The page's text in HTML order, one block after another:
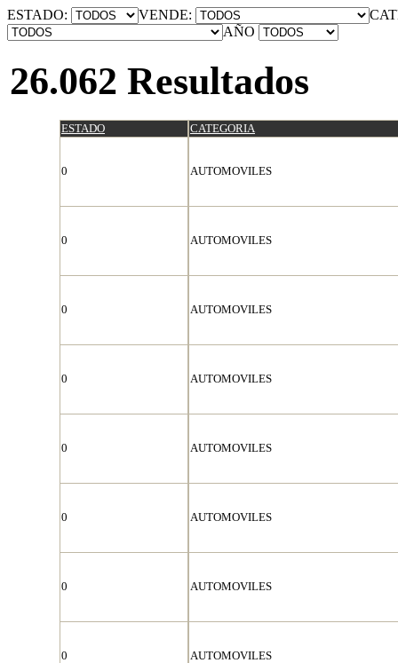
ESTADO: VENDE:
AÑO
26.062 Resultados
ESTADO CATEGORIA
0 AUTOMOVILES
0 AUTOMOVILES
0 AUTOMOVILES
0 AUTOMOVILES
0 AUTOMOVILES
0 AUTOMOVILES
0 AUTOMOVILES
0 AUTOMOVILES